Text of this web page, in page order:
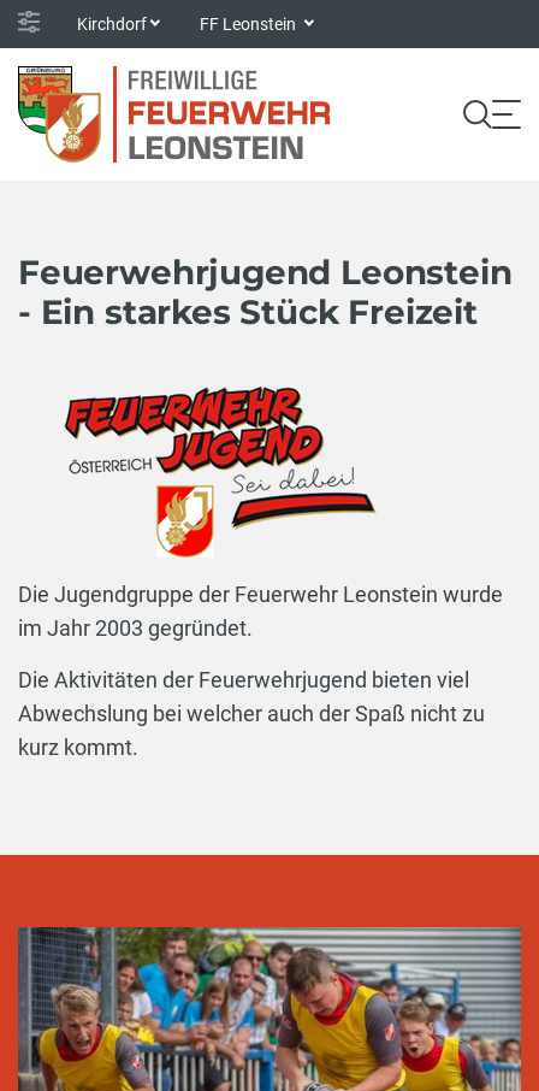
Kirchdorf FF Leonstein
Feuerwehrjugend Leonstein
- Ein starkes Stück Freizeit
Die Jugendgruppe der Feuerwehr Leonstein wurde
im Jahr 2003 gegründet.
Die Aktivitäten der Feuerwehrjugend bieten viel
Abwechslung bei welcher auch der Spaß nicht zu
kurz kommt.